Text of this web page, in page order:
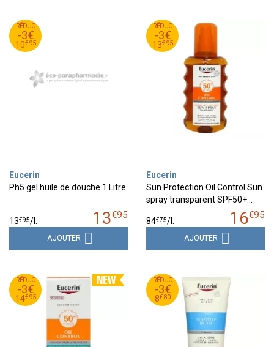
RÉDUC
-3€
10€95
13
€
95
10
€
95
Eucerin
Ph5 gel huile de douche 1 Litre
13€95
13€95/
AJOUTER
RÉDUC
-3€
13€95
16
€
95
13
€
95
Eucerin
Sun Protection Oil Control Sun
spray transparent SPF50+…
16€95
84€75/
AJOUTER
RÉDUC
-3€
14€95
17
€
95
14
€
95
RÉDUC
-3€
8€80
11
€
80
8
€
80